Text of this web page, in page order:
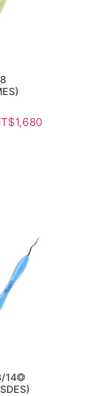
1,680
14❂